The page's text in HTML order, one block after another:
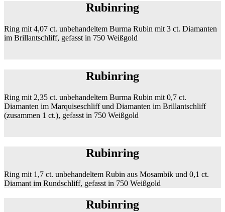
Rubinring
Ring mit 4,07 ct. unbehandeltem Burma Rubin mit 3 ct. Diamanten
im Brillantschliff, gefasst in 750 Weißgold
Rubinring
Ring mit 2,35 ct. unbehandeltem Burma Rubin mit 0,7 ct.
Diamanten im Marquiseschliff und Diamanten im Brillantschliff
(zusammen 1 ct.), gefasst in 750 Weißgold
Rubinring
Ring mit 1,7 ct. unbehandeltem Rubin aus Mosambik und 0,1 ct.
Diamant im Rundschliff, gefasst in 750 Weißgold
Rubinring